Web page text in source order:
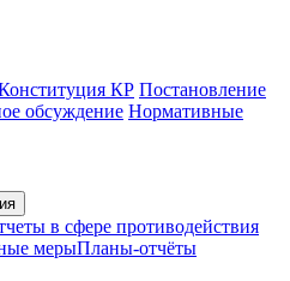
КР Постановление
обсуждение Нормативные
в сфере противодействия
мерыПланы-отчёты